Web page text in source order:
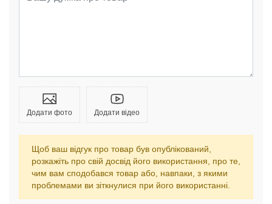
Додати фото Додати відео
Щоб ваш відгук про товар був опублікований,
розкажіть про свій досвід його використання, про те,
чим вам сподобався товар або, навпаки, з якими
проблемами ви зіткнулися при його використанні.